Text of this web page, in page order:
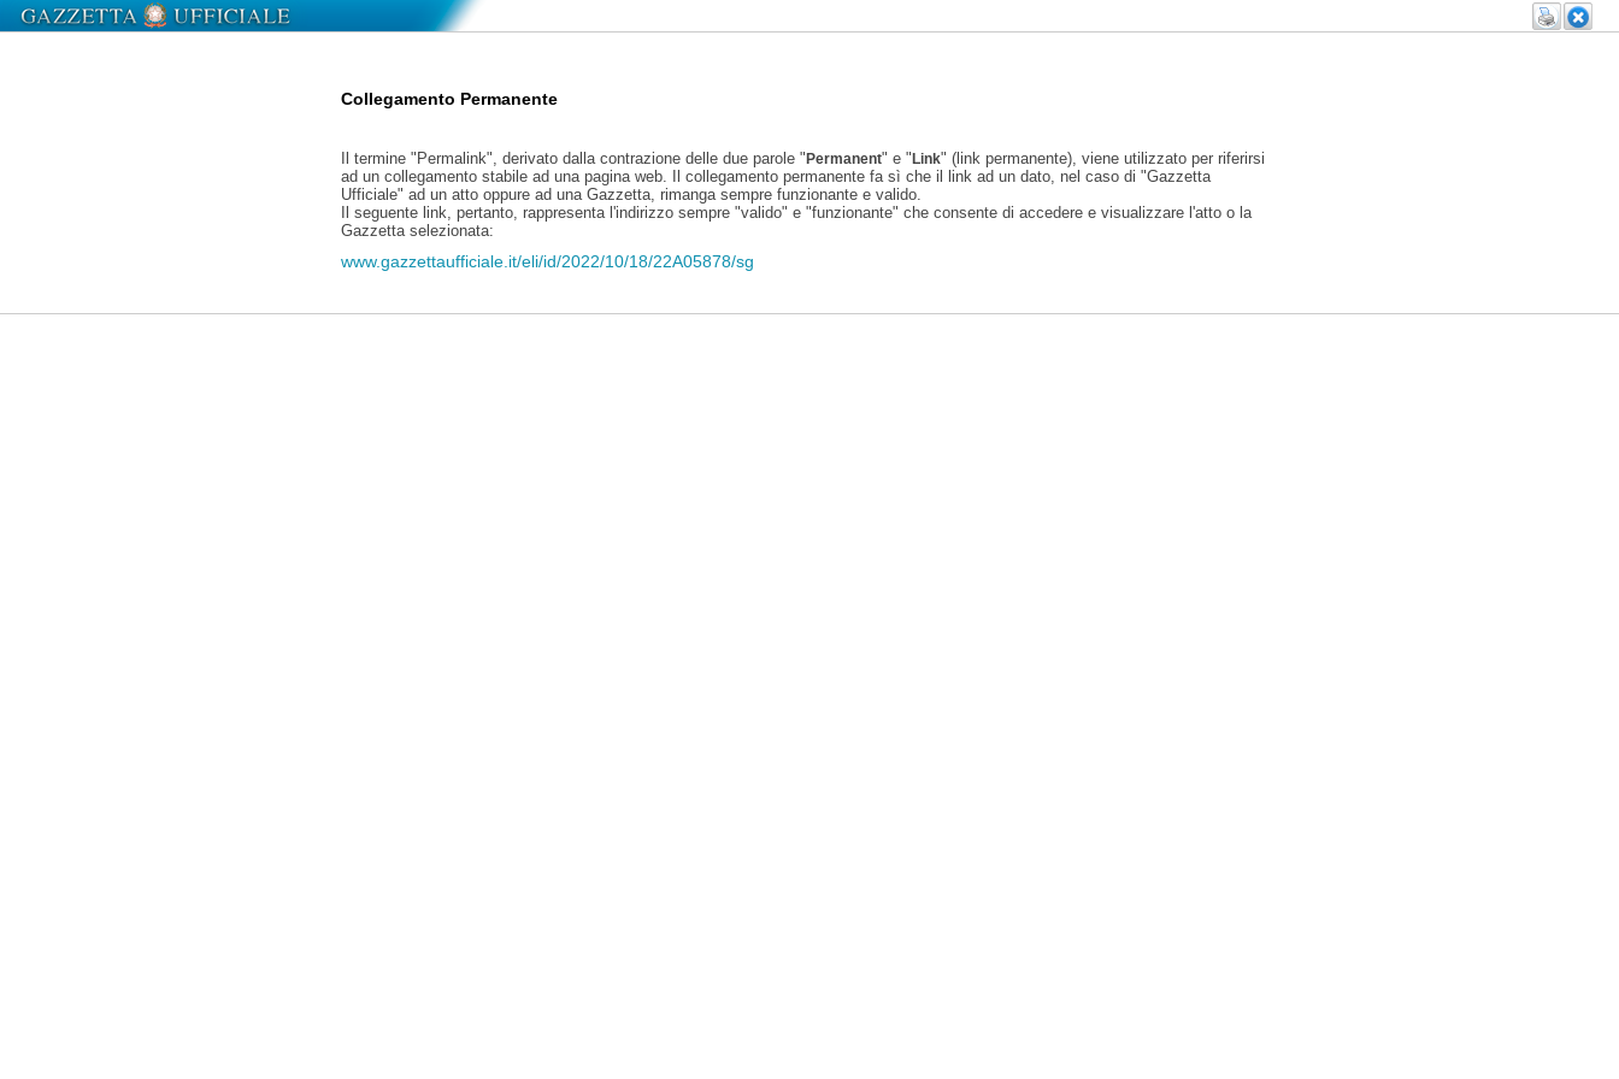
Collegamento Permanente
Il termine "Permalink", derivato dalla contrazione delle due parole "Permanent" e "Link" (link permanente), viene utilizzato per riferirsi
ad un collegamento stabile ad una pagina web. Il collegamento permanente fa sì che il link ad un dato, nel caso di "Gazzetta
Ufficiale" ad un atto oppure ad una Gazzetta, rimanga sempre funzionante e valido.
Il seguente link, pertanto, rappresenta l'indirizzo sempre "valido" e "funzionante" che consente di accedere e visualizzare l'atto o la
Gazzetta selezionata:
www.gazzettaufficiale.it/eli/id/2022/10/18/22A05878/sg